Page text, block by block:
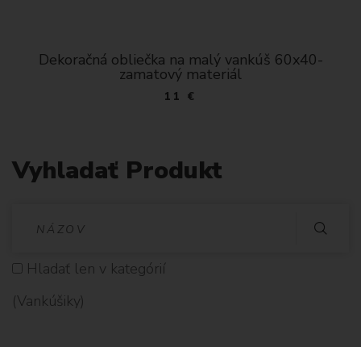
Dekoračná obliečka na malý vankúš 60x40-
zamatový materiál
11 €
Vyhladať Produkt
Hladať len v kategórií
(Vankúšiky)